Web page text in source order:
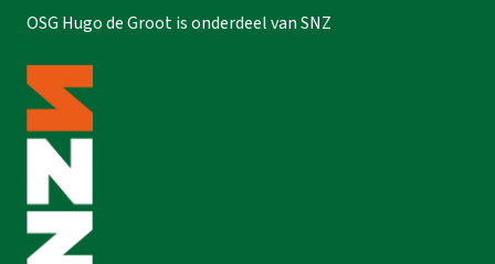
OSG Hugo de Groot is onderdeel vanSNZ